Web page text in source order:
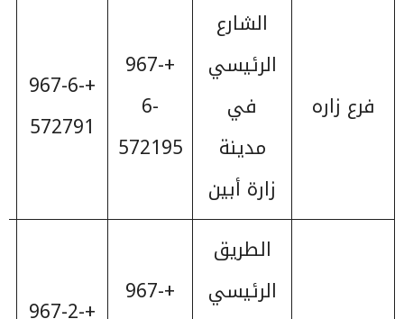
فرع زاره
الشارع
الرئيسي
في
مدينة
زارة أبين
+967-
6-
572195
+967-6-
572791
الطريق
الرئيسي
+967-
+967-2-